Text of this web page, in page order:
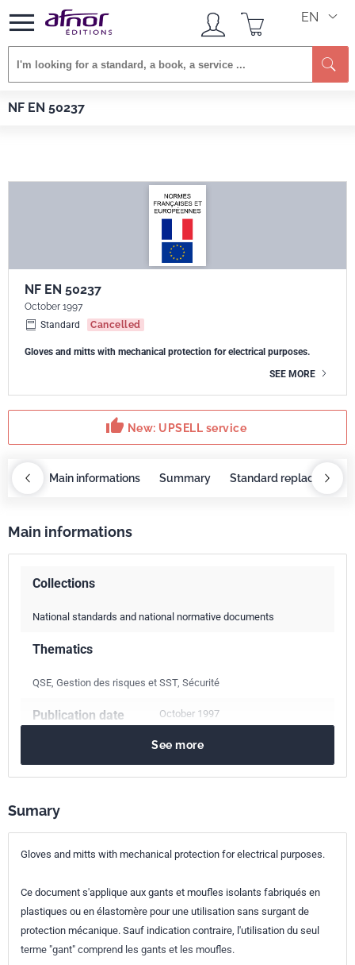
EN
NF EN 50237
Afnor EDITIONS
NF EN 50237
October 1997
Standard
Cancelled
Gloves and mitts with mechanical protection for electrical purposes.
SEE MORE
thumb_up New: UPSELL service
Main informations Summary Standard replaced by
Main informations
Collections
National standards and national normative documents
Thematics
QSE, Gestion des risques et SST, Sécurité
Publication date October 1997
47 p.
ICS Codes
13.260Protection against electric shock. Live working
Classification
index
C18-437
Print number 1
See more
Sumary
Gloves and mitts with mechanical protection for electrical purposes.
Ce document s'applique aux gants et moufles isolants fabriqués en
plastiques ou en élastomère pour une utilisation sans surgant de
protection mécanique. Sauf indication contraire, l'utilisation du seul
terme "gant" comprend les gants et les moufles.